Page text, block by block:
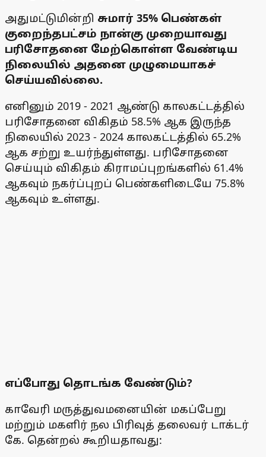
அதுமட்டுமின்றி சுமார் 35% பெண்கள்
குறைந்தபட்சம் நான்கு முறையாவது
பரிசோதனை மேற்கொள்ள வேண்டிய
நிலையில் அதனை முழுமையாகச்
செய்யவில்லை.
எனினும் 2019 - 2021 ஆண்டு காலகட்டத்தில்
பரிசோதனை விகிதம் 58.5% ஆக இருந்த
நிலையில் 2023 - 2024 காலகட்டத்தில் 65.2%
ஆக சற்று உயர்ந்துள்ளது. பரிசோதனை
செய்யும் விகிதம் கிராமப்புறங்களில் 61.4%
ஆகவும் நகர்ப்புறப் பெண்களிடையே 75.8%
ஆகவும் உள்ளது.
எப்போது தொடங்க வேண்டும்?
காவேரி மருத்துவமனையின் மகப்பேறு
மற்றும் மகளிர் நல பிரிவுத் தலைவர் டாக்டர்
கே. தென்றல் கூறியதாவது: